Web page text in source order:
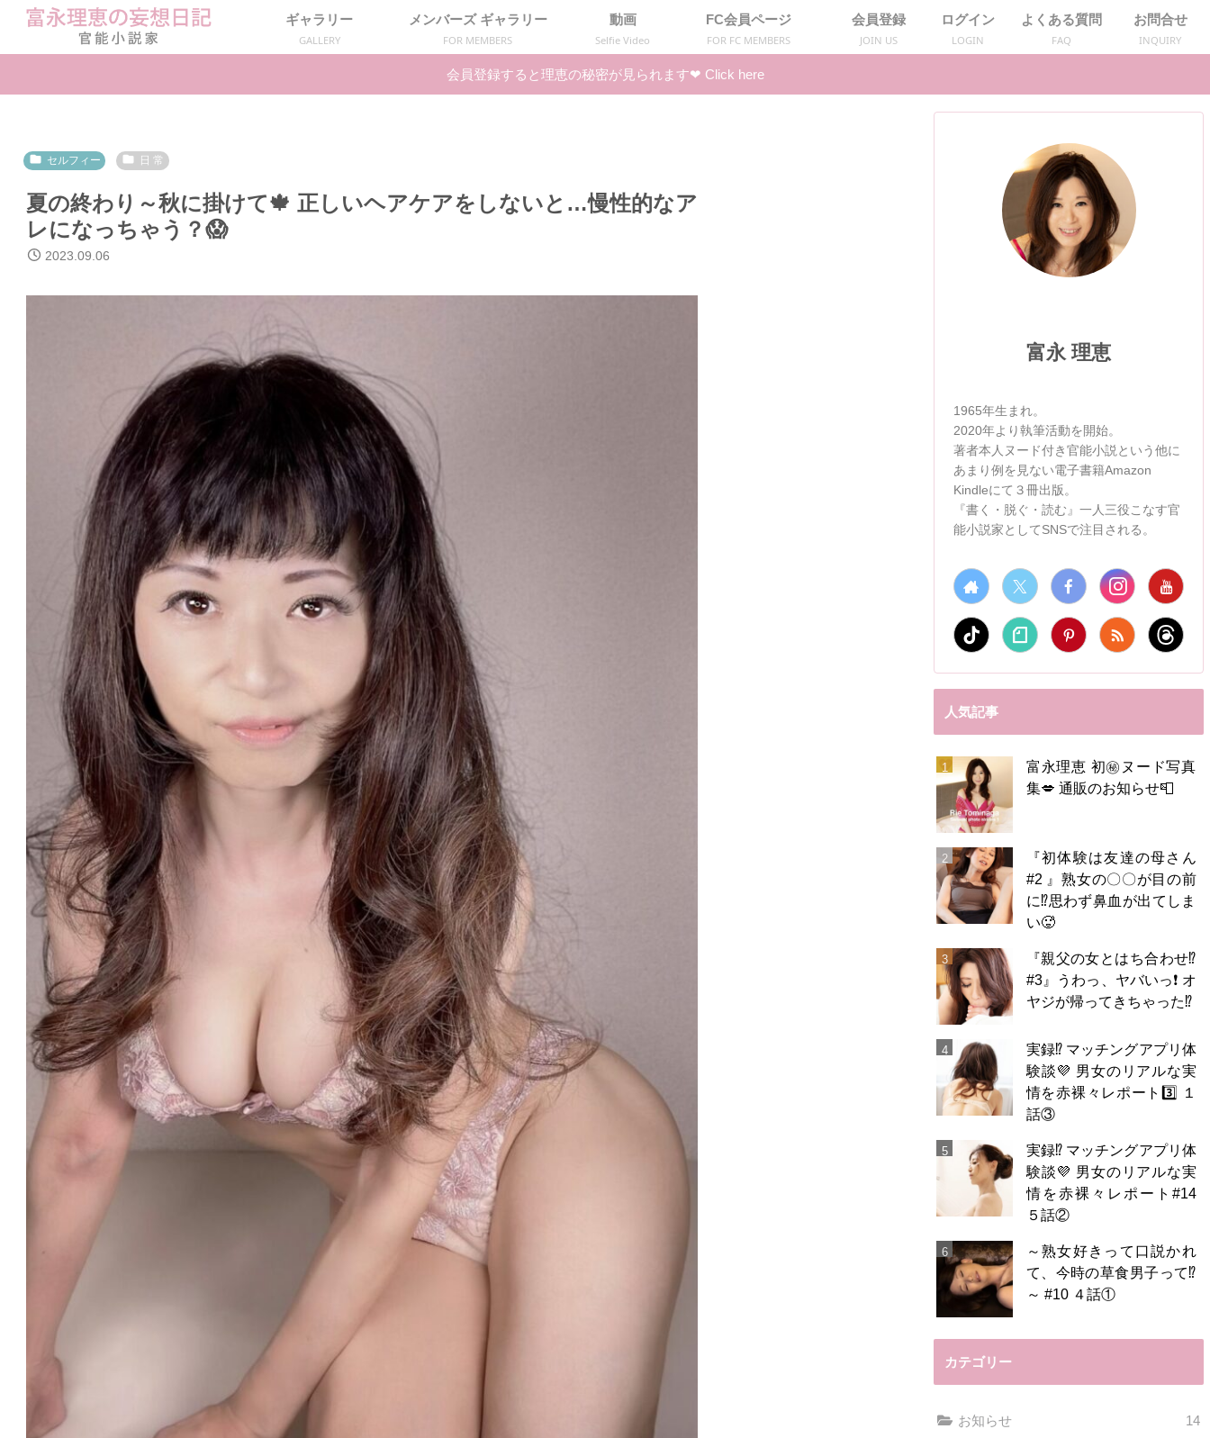
ギャラリー
GALLERY
メンバーズ ギャラリー
FOR MEMBERS
動画
Selfie Video
FC会員ページ
FOR FC MEMBERS
会員登録
JOIN US
ログイン
LOGIN
よくある質問
FAQ
お問合せ
INQUIRY
会員登録すると理恵の秘密が見られます❤︎ Click here
セルフィー 日 常
夏の終わり～秋に掛けて🍁 正しいヘアケアをしないと…慢性的なア
レになっちゃう？😱
2023.09.06
富永 理恵
1965年生まれ。
2020年より執筆活動を開始。
著者本人ヌード付き官能小説という他に
あまり例を見ない電子書籍Amazon
Kindleにて３冊出版。
『書く・脱ぐ・読む』一人三役こなす官
能小説家としてSNSで注目される。
人気記事
富永理恵 初㊙️ヌード写真
集💋 通販のお知らせ📮
『初体験は友達の母さん
#2 』熟女の〇〇が目の前
に⁉️思わず鼻血が出てしま
い🥵
『親父の女とはち合わせ⁉︎
#3』うわっ、ヤバいっ❗️ オ
ヤジが帰ってきちゃった⁉️
実録⁉️ マッチングアプリ体
験談💜 男女のリアルな実
情を赤裸々レポート3️⃣ １
話③
実録⁉️ マッチングアプリ体
験談💜 男女のリアルな実
情を赤裸々レポート#14
５話②
～熟女好きって口説かれ
て、今時の草食男子って⁉️
～ #10 ４話①
カテゴリー
お知らせ 14